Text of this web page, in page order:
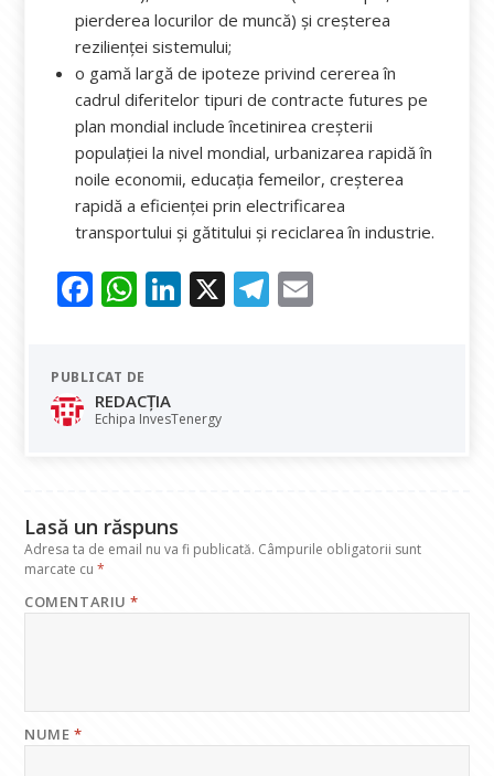
pierderea locurilor de muncă) și creșterea
rezilienței sistemului;
o gamă largă de ipoteze privind cererea în
cadrul diferitelor tipuri de contracte futures pe
plan mondial include încetinirea creșterii
populației la nivel mondial, urbanizarea rapidă în
noile economii, educația femeilor, creșterea
rapidă a eficienței prin electrificarea
transportului și gătitului și reciclarea în industrie.
F
e
b
o
W
at
s
A
Li
dI
X T
PUBLICAT DE
REDACȚIA
Echipa InvesTenergy
Lasă un răspuns
Adresa ta de email nu va fi publicată. Câmpurile obligatorii sunt
marcate cu*
COMENTARIU*
NUME*